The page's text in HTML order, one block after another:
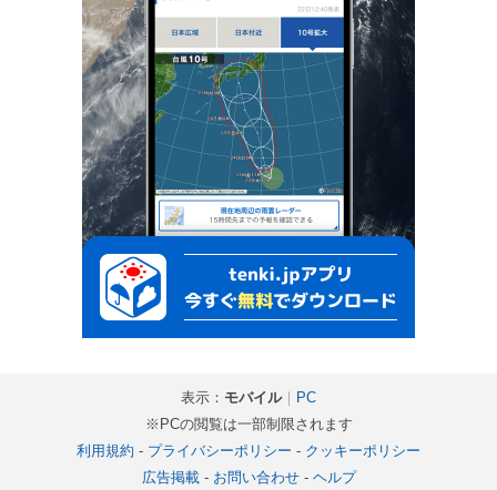
表示： モバイル｜ PC
※PCの閲覧は一部制限されます
利用規約 - プライバシーポリシー - クッキーポリシー
広告掲載- お問い合わせ- ヘルプ